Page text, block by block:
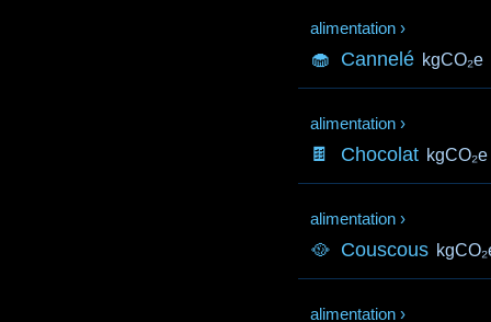
alimentation ›
🧁 Cannelé kgCO₂e
alimentation ›
🍫 Chocolat kgCO₂e
alimentation ›
🥘 Couscous
alimentation ›